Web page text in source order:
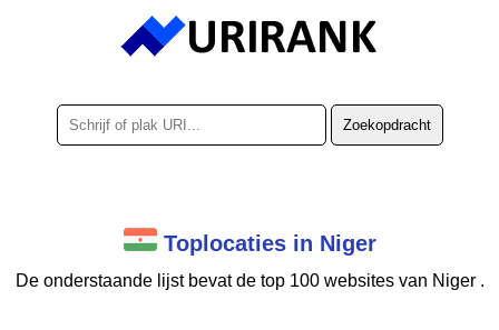
Toplocaties in Niger
De onderstaande lijst bevat de top 100websites van Niger .